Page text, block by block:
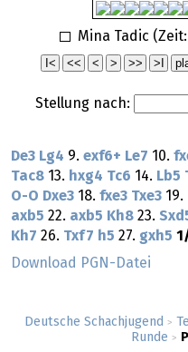
Deutsche Schachjugend >
Runde >
Mina Tadic (Zeit:
Stellung nach:
De3 Lg4 9. exf6+ Le7 10.
Tac8 13. hxg4 Tc6 14. Lb5
O-O Dxe3 18. fxe3 Txe3 19.
axb5 22. axb5 Kh8 23.
Kh7 26. Txf7 h5 27. gxh5
Download PGN-Datei